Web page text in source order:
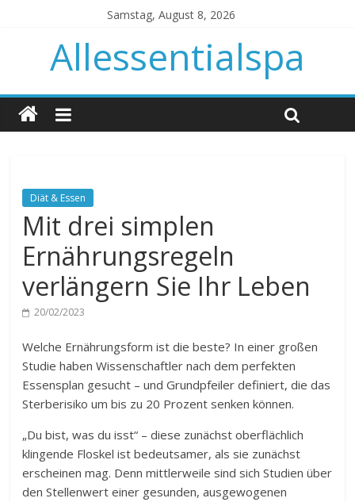
Samstag, August 8, 2026
Allessentialspa
Diät & Essen
Mit drei simplen
Ernährungsregeln
verlängern Sie Ihr Leben
20/02/2023
Welche Ernährungsform ist die beste? In einer großen
Studie haben Wissenschaftler nach dem perfekten
Essensplan gesucht – und Grundpfeiler definiert, die das
Sterberisiko um bis zu 20 Prozent senken können.
„Du bist, was du isst“ – diese zunächst oberflächlich
klingende Floskel ist bedeutsamer, als sie zunächst
erscheinen mag. Denn mittlerweile sind sich Studien über
den Stellenwert einer gesunden, ausgewogenen